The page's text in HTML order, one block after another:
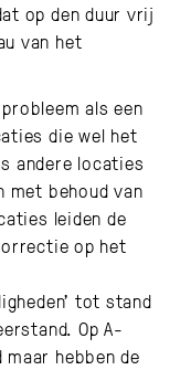
op den duur vrij
van het
als een
die wel het
andere locaties
behoud van
leiden de
op het
tot stand
Op A-
hebben de